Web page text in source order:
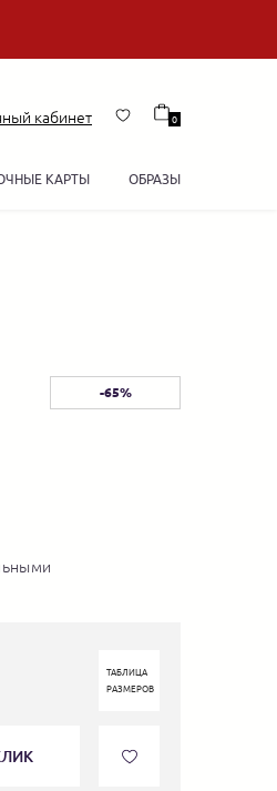
кабинет 0
КАРТЫ ОБРАЗЫ
-65%
ТАБЛИЦА
РАЗМЕРОВ